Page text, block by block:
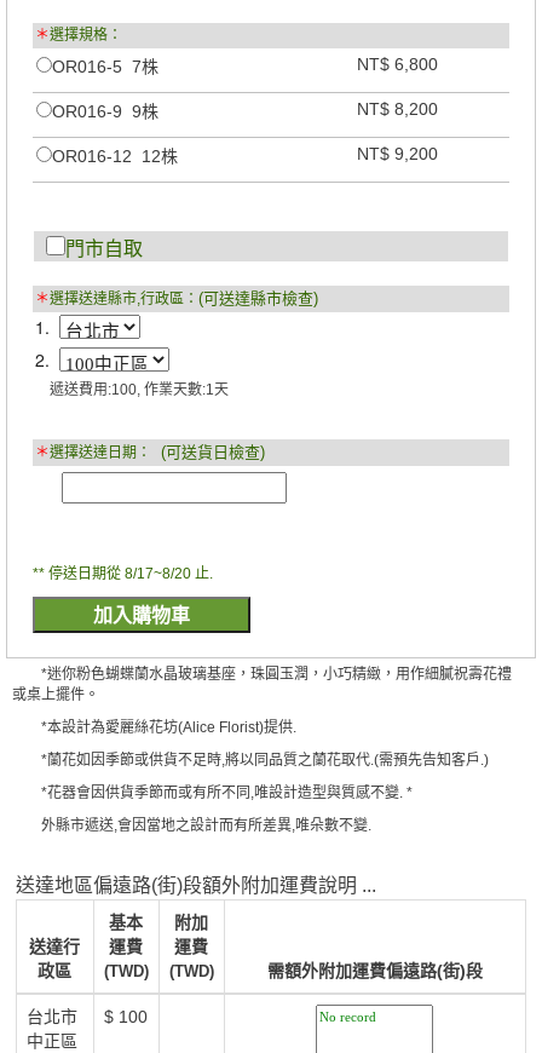
＊選擇規格：
OR016-5 7株 NT$ 6,800
OR016-9 9株 NT$ 8,200
OR016-12 12株 NT$ 9,200
門市自取
＊選擇送達縣市,行政區： (可送達縣市檢查)
1.
2.
遞送費用:100, 作業天數:1天
＊選擇送達日期： (可送貨日檢查)
** 停送日期從 8/17~8/20 止.
*迷你粉色蝴蝶蘭水晶玻璃基座，珠圓玉潤，小巧精緻，用作細膩祝壽花禮
或桌上擺件。
*本設計為愛麗絲花坊(Alice Florist)提供.
*蘭花如因季節或供貨不足時,將以同品質之蘭花取代.(需預先告知客戶.)
*花器會因供貨季節而或有所不同,唯設計造型與質感不變. *
外縣市遞送,會因當地之設計而有所差異,唯朵數不變.
送達地區偏遠路(街)段額外附加運費說明 ...
送達行
政區
基本
運費
(TWD)
附加
運費
(TWD) 需額外附加運費偏遠路(街)段
台北市
中正區
$ 100